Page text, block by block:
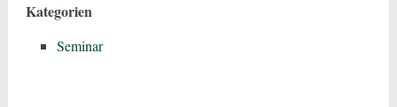
Kategorien
Seminar